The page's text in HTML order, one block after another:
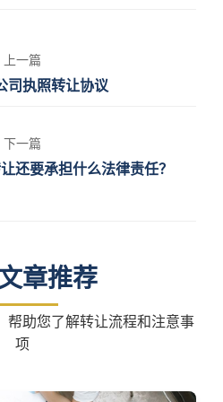
上一篇
司执照转让协议
下一篇
还要承担什么法律责任？
章推荐
帮助您了解转让流程和注意事
项